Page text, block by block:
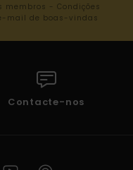
- Condições
mail de boas-vindas
Contacte-nos